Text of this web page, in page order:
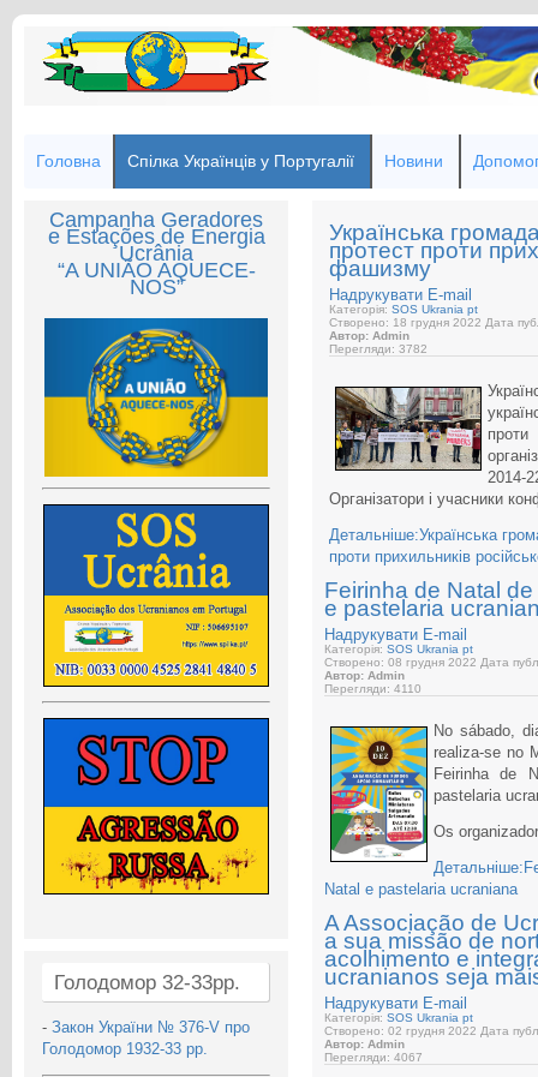
Головна Спілка Українців у Португалії Новини
Campanha Geradores
e Estações de Energia
Ucrânia
“A UNIÃO AQUECE-
NOS”
Голодомор 32-33рр.
- Закон України № 376-V про
Голодомор 1932-33 рр.
Українська
протест проти
фашизму
Надрукувати E-mail
Категорія:SOS Ukrania pt
Створено: 18 грудня 2022 Дата
Автор: Admin
Перегляди: 3782
проти
2014-
Організатори і учасники
Детальніше:Українська
проти прихильників
Feirinha de Natal
e pastelaria
Надрукувати E-mail
Категорія: SOS Ukrania pt
Створено: 08 грудня 2022 Дата
Автор: Admin
Перегляди: 4110
No sábado,
realiza-se no
Feirinha de
pastelaria
Os
Natal e pastelaria ucraniana
A Associação de
a sua missão de
acolhimento e
ucranianos seja
Надрукувати E-mail
Категорія: SOS Ukrania pt
Створено: 02 грудня 2022 Дата
Автор: Admin
Перегляди: 4067